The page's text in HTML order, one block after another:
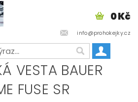
info@prohokejky.cz
0 Kč
VESTA BAUER
FUSE SR